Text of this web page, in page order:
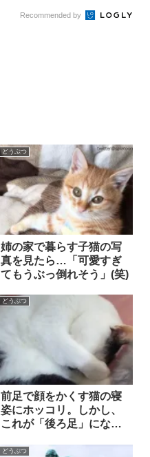
Recommended by
どうぶつ
姉の家で暮らす子猫の写
真を見たら…「可愛すぎ
てもうぶっ倒れそう」(笑)
どうぶつ
前足で顔をかくす猫の寝
姿にホッコリ。しかし、
これが「後ろ足」になる
どうぶつ